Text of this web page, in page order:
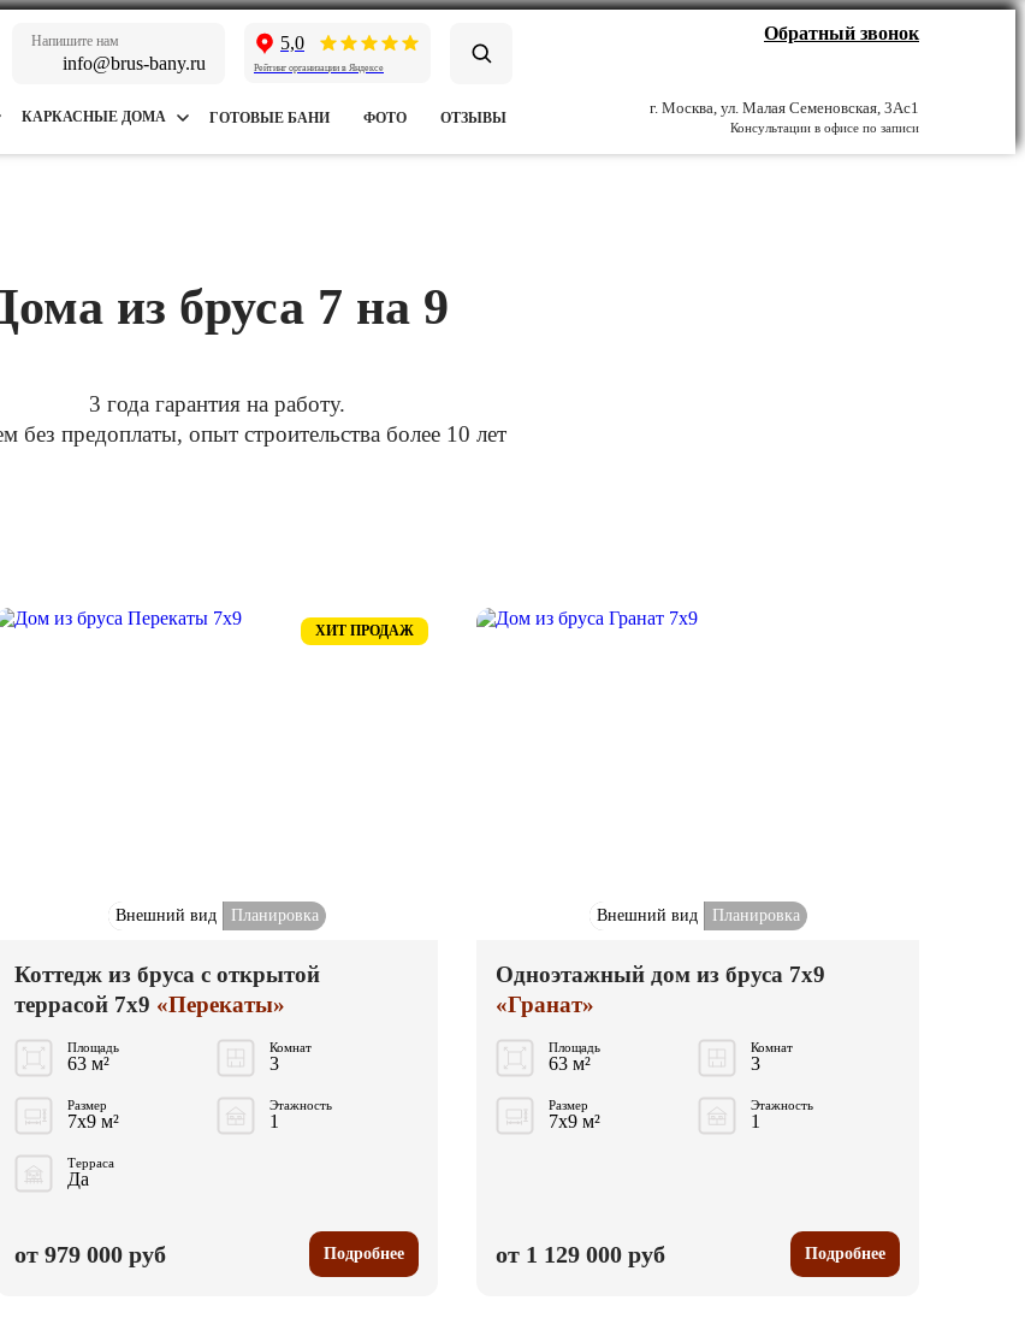
Напишите нам
info@brus-bany.ru
5,0
Рейтинг организации в Яндексе
Обратный звонок
КАРКАСНЫЕ ДОМА ГОТОВЫЕ БАНИ ФОТО ОТЗЫВЫ
г. Москва, ул. Малая Семеновская, 3Ас1
Консультации в офисе по записи
из бруса 7 на 9
3 года гарантия на работу.
без предоплаты, опыт строительства более 10 лет
ХИТ ПРОДАЖ
Внешний вид Планировка
Коттедж из бруса с открытой
террасой 7x9 «Перекаты»
Площадь
63 м²
Комнат
3
Размер
7x9 м²
Этажность
1
Терраса
Да
от 979 000 руб Подробнее
Внешний вид Планировка
Одноэтажный дом из бруса 7x9
«Гранат»
Площадь
63 м²
Комнат
3
Размер
7x9 м²
Этажность
1
от 1 129 000 руб Подробнее